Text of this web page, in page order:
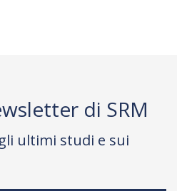
di SRM
ultimi studi e sui